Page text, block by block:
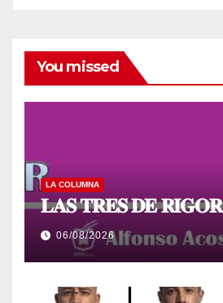
You missed
LA COLUMNA
𝐋𝐀𝐒 𝐓𝐑𝐄𝐒 𝐃𝐄 𝐑𝐈𝐆𝐎𝐑
06/08/2026